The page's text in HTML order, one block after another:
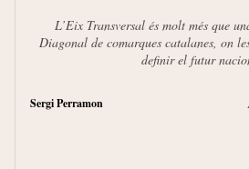
L’Eix Transversal és molt més que
Diagonal de comarques catalanes, on
definir el futur
Sergi Perramon